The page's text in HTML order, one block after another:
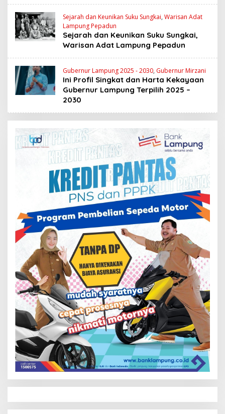
Sejarah dan Keunikan Suku Sungkai, Warisan Adat
Lampung Pepadun
Sejarah dan Keunikan Suku Sungkai,
Warisan Adat Lampung Pepadun
Gubernur Lampung 2025 - 2030, Gubernur Mirzani
Ini Profil Singkat dan Harta Kekayaan
Gubernur Lampung Terpilih 2025 –
2030